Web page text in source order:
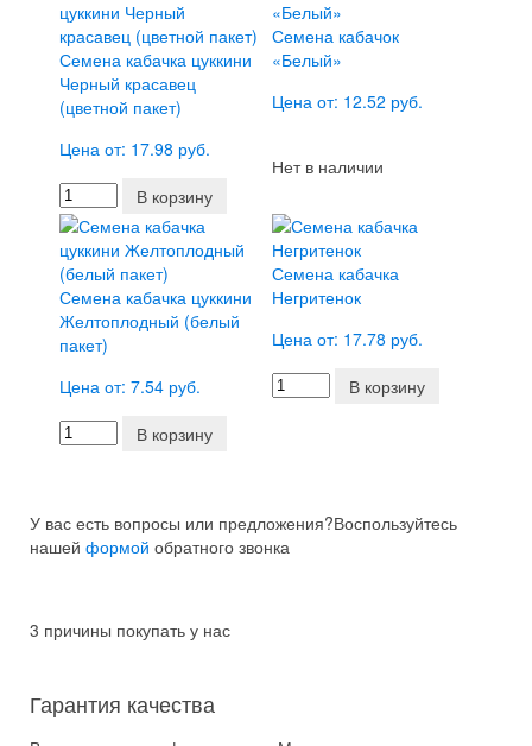
Семена кабачка цуккини
Черный красавец
(цветной пакет)
Цена от: 17.98 руб.
В корзину
Семена кабачок
«Белый»
Цена от: 12.52 руб.
Нет в наличии
Семена кабачка цуккини
Желтоплодный (белый
пакет)
Цена от: 7.54 руб.
В корзину
Семена кабачка
Негритенок
Цена от: 17.78 руб.
В корзину
У вас есть вопросы или предложения?Воспользуйтесь
нашей формой обратного звонка
3 причины покупать у нас
Гарантия качества